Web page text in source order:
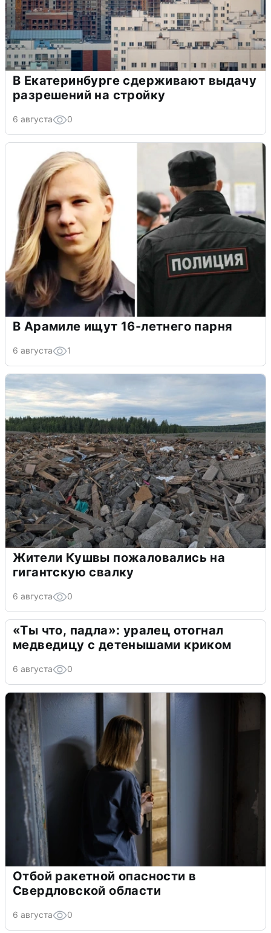
В Екатеринбурге сдерживают выдачу
разрешений на стройку
6 августа 0
В Арамиле ищут 16-летнего парня
6 августа 1
Жители Кушвы пожаловались на
гигантскую свалку
6 августа 0
«Ты что, падла»: уралец отогнал
медведицу с детенышами криком
6 августа 0
Отбой ракетной опасности в
Свердловской области
6 августа 0